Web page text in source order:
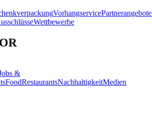
VorhangservicePartnerangebote
Wettbewerbe
&
FoodRestaurantsNachhaltigkeitMedien